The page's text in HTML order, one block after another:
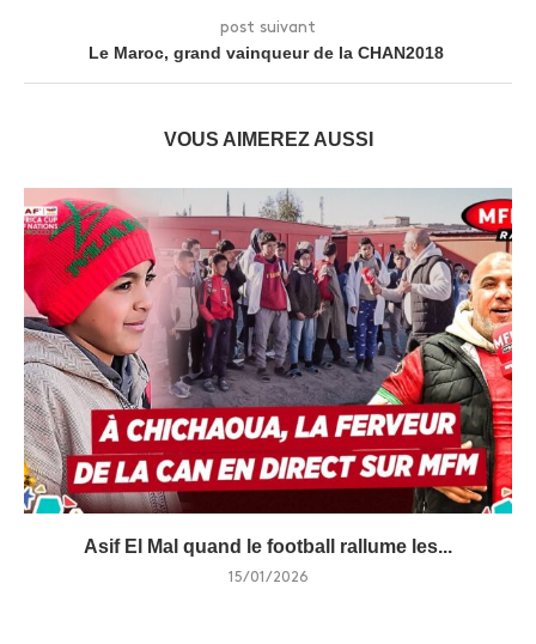
post suivant
Le Maroc, grand vainqueur de la CHAN2018
VOUS AIMEREZ AUSSI
Asif El Mal quand le football rallume les...
15/01/2026